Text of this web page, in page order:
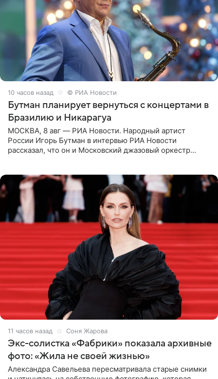
10 часов назад © РИА Новости
Бутман планирует вернуться с концертами в
Бразилию и Никарагуа
МОСКВА, 8 авг — РИА Новости. Народный артист
России Игорь Бутман в интервью РИА Новости
рассказал, что он и Московский джазовый оркестр
11 часов назад Соня Жарова
Экс-солистка «Фабрики» показала архивные
фото: «Жила не своей жизнью»
Александра Савельева пересматривала старые снимки